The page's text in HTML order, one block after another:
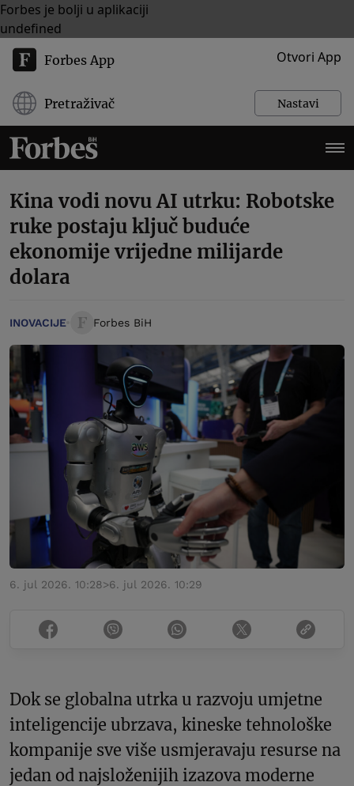
Forbes je bolji u aplikaciji
undefined
Forbes App Otvori App
Pretraživač Nastavi
Kina vodi novu AI utrku: Robotske
ruke postaju ključ buduće
ekonomije vrijedne milijarde
dolara
INOVACIJE Forbes BiH
6. jul 2026. 10:28>6. jul 2026. 10:29
Dok se globalna utrka u razvoju umjetne
inteligencije ubrzava, kineske tehnološke
kompanije sve više usmjeravaju resurse na
jedan od najsloženijih izazova moderne